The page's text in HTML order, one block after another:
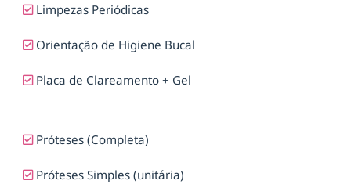
Limpezas Periódicas
Orientação de Higiene Bucal
Placa de Clareamento + Gel
Próteses (Completa)
Próteses Simples (unitária)